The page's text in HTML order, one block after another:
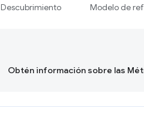
Descubrimiento Modelo de
Obtén información sobre las